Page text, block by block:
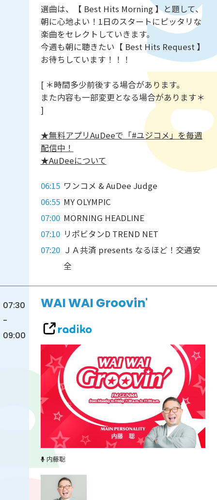
選曲は、【 Best Hits Morning 】と題して、
朝に心地よい！1日のスタートにピッタリな
楽曲をセレクトしていきます。
今週も朝に聴きたい【 Best Hits Request 】
お待ちしています！！！
[ ＊時間多少前後する場合があります。
また内容も一部変更となる場合があります＊
]
★無料アプリAuDeeで「#ユジコメ」を毎週
配信中！
★AuDeeについて
06:15 ワンコメ & AuDee Judge
06:55 MY OLYMPIC
07:00 MORNING HEADLINE
07:10 リポビタンD TREND NET
07:20 ＪＡ共済 presents なるほど！交通安
全
07:30
-
09:00
WAI WAI Groovin'
内藤聡